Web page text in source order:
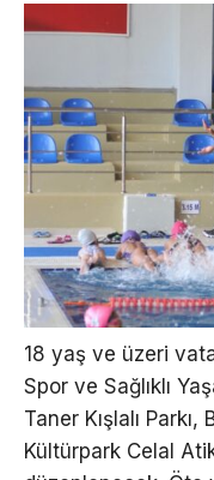
18 yaş ve üzeri
Spor ve Sağlıklı
Taner Kışlalı
Kültürpark Celal